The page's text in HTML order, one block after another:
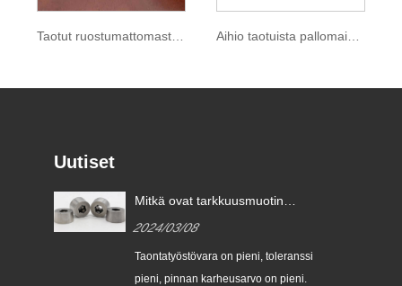
Taotut ruostumattomasta teräksestä valmistetut hydrauliputken liittimet Aihio taotuista pallomaisista kuorista
Uutiset
Mitkä ovat tarkkuusmuotin
verrattuna tavalliseen
takomiseen?
2024/03/08
Taontatyöstövara on pieni, toleranssi
pieni, pinnan karheusarvo on pieni.